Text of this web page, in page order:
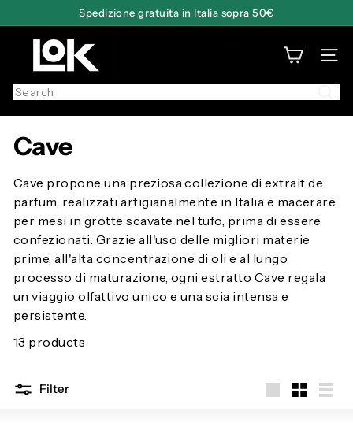
to
content
Pause
Spedizione gratuita in Italia sopra 50€
f
f
i
c
i
n
O
l
a
t
i
v
K
SITE
Search
Cave
Cave propone una preziosa collezione di extrait de
parfum, realizzati artigianalmente in Italia e macerare
per mesi in grotte scavate nel tufo, prima di essere
confezionati. Grazie all'uso delle migliori materie
prime, all'alta concentrazione di oli e al lungo
processo di maturazione, ogni estratto Cave regala
un viaggio olfattivo unico e una scia intensa e
persistente.
13 products
Filter